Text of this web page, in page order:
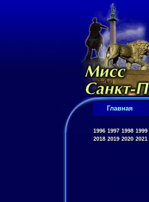
Главная
1996 1997 1998 1999
2018 2019 2020 2021